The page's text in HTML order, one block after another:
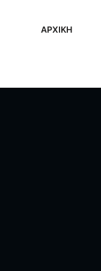
ΑΡΧΙΚΗ